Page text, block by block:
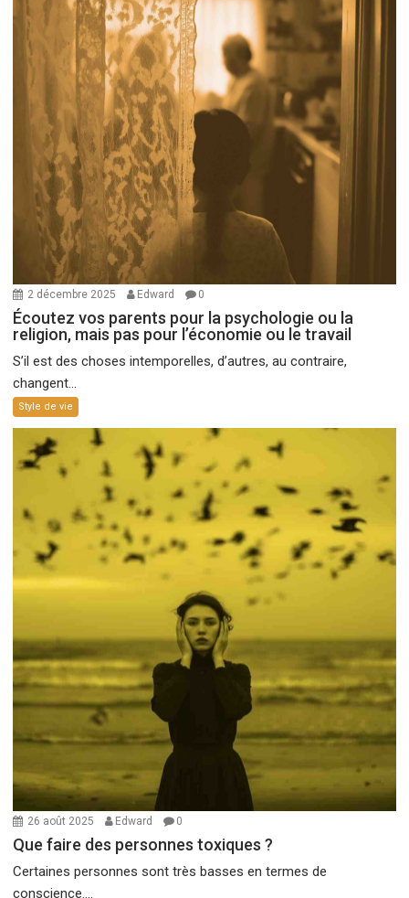
2 décembre 2025 Edward 0
Écoutez vos parents pour la psychologie ou la
religion, mais pas pour l’économie ou le travail
S’il est des choses intemporelles, d’autres, au contraire,
changent...
Style de vie
26 août 2025 Edward 0
Que faire des personnes toxiques ?
Certaines personnes sont très basses en termes de
conscience....